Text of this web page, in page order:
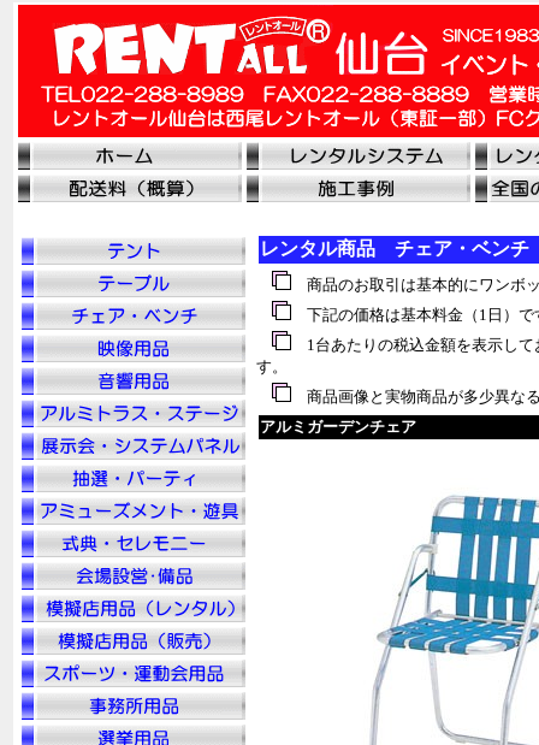
レンタル商品 チェア・ベンチ
商品のお取引は基本的にワンボ
下記の価格は基本料金（1日）で
1台あたりの税込金額を表示し
す。
商品画像と実物商品が多少異な
アルミガーデンチェア